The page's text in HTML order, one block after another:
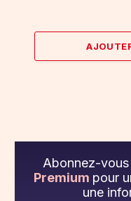
Abonnez-
Premium pour
une